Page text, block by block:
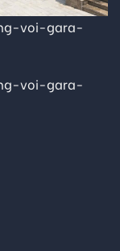
voi-gara-
voi-gara-